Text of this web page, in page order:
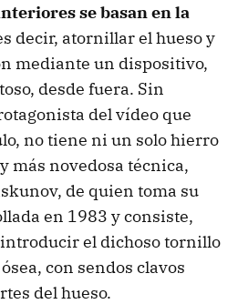
se basan en la
decir, atornillar el hueso y
mediante un dispositivo,
desde fuera. Sin
del vídeo que
no tiene ni un solo hierro
más novedosa técnica,
de quien toma su
en 1983 y consiste,
el dichoso tornillo
con sendos clavos
del hueso.